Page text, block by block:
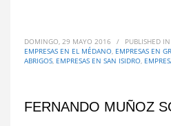
DOMINGO, 29 MAYO 2016 / PUBLISHED IN
EMPRESAS EN EL MÉDANO, EMPRESAS EN
ABRIGOS, EMPRESAS EN SAN ISIDRO,
FERNANDO MUÑOZ